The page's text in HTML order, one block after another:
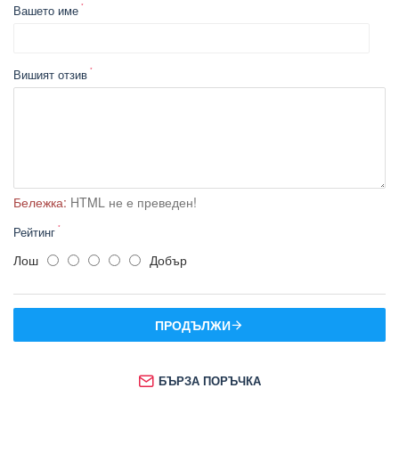
Вашето име
Вишият отзив
Бележка: HTML не е преведен!
Рейтинг
Лош Добър
ПРОДЪЛЖИ
БЪРЗА ПОРЪЧКА